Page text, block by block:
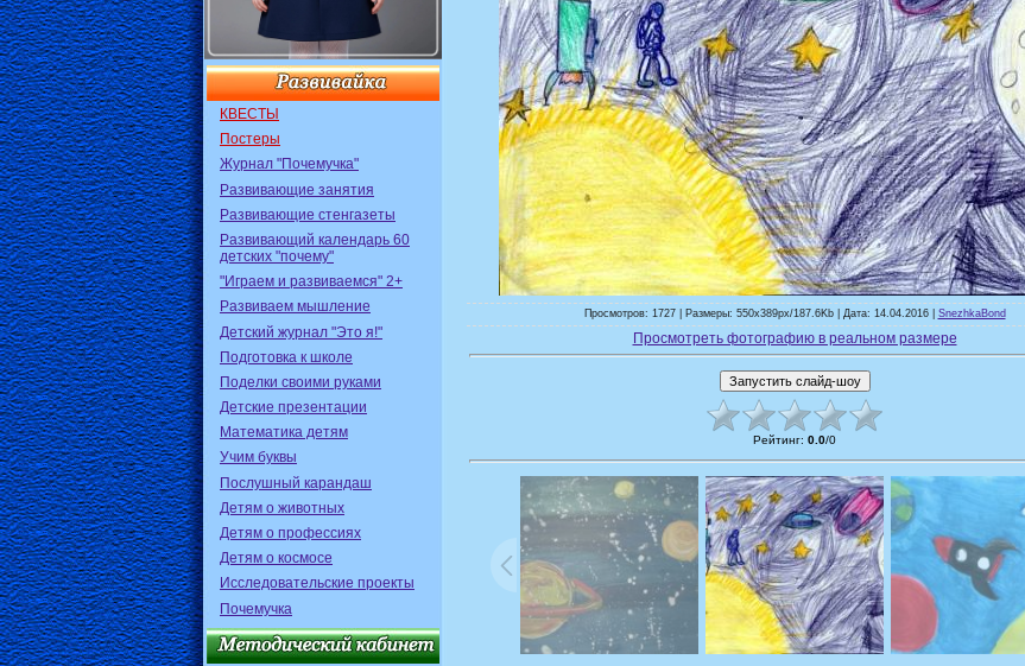
КВЕСТЫ
Постеры
Журнал "Почемучка"
Развивающие занятия
Развивающие стенгазеты
Развивающий календарь 60
детских "почему"
"Играем и развиваемся" 2+
Развиваем мышление
Детский журнал "Это я!"
Подготовка к школе
Поделки своими руками
Детские презентации
Математика детям
Учим буквы
Послушный карандаш
Детям о животных
Детям о профессиях
Детям о космосе
Исследовательские проекты
Почемучка
Просмотров: 1727 | Размеры: 550x389px/187.6Kb | Дата: 14.04.2016 | SnezhkaBond
Просмотреть фотографию в реальном размере
Рейтинг: 0.0/0